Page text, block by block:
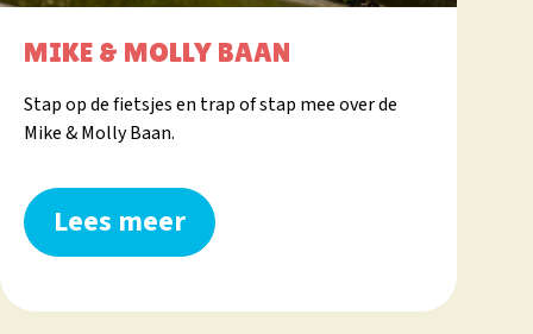
MIKE & MOLLY BAAN
Stap op de fietsjes en trap of stap mee over de
Mike & Molly Baan.
Lees meer